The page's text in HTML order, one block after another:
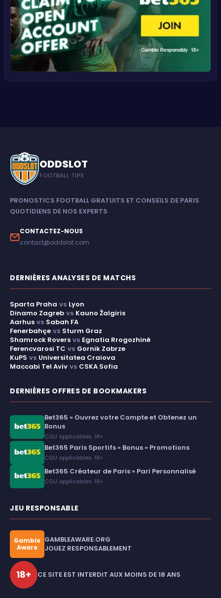
ODDSLOT
FOOTBALL TIPS
PRONOSTICS FOOTBALL GRATUITS ET CONSEILS DE PARIS
QUOTIDIENS DE NOS EXPERTS
CONTACTEZ-NOUS
contact@oddslot.com
DERNIÈRES ANALYSES DE MATCHS
Sparta Praha vs Lyon
Dinamo Zagreb vs Kauno Žalgiris
Aarhus vs Sabah FA
Fenerbahçe vs Sturm Graz
Shamrock Rovers vs Egnatia Rrogozhinë
Ferencvarosi TC vs Gornik Zabrze
KuPS vs Universitatea Craiova
Maccabi Tel Aviv vs CSKA Sofia
DERNIÈRES OFFRES DE BOOKMAKERS
Bet365 » Ouvrez votre Compte et Obtenez un
Bonus
CGU applicables. 18+
Bet365 Paris Sportifs » Bonus » Promotions
CGU applicables. 18+
Bet365 Créateur de Paris » Pari Personnalisé
CGU applicables. 18+
JEU RESPONSABLE
Gamble
Aware
GAMBLEAWARE.ORG
JOUEZ RESPONSABLEMENT
18+ CE SITE EST INTERDIT AUX MOINS DE 18 ANS